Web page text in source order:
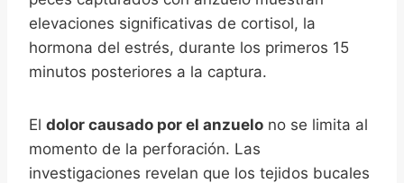
elevaciones significativas de cortisol, la
hormona del estrés, durante los primeros 15
minutos posteriores a la captura.
El dolor causado por el anzuelo no se limita al
momento de la perforación. Las
investigaciones revelan que los tejidos bucales